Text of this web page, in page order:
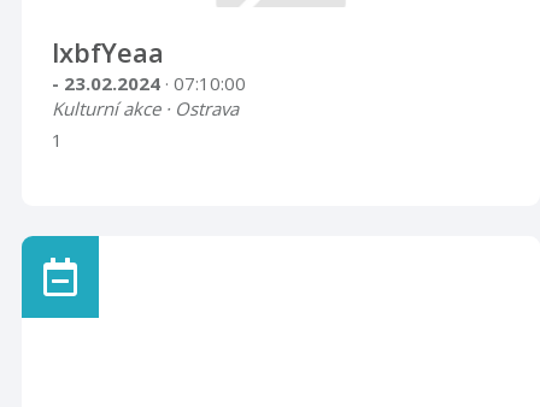
lxbfYeaa
- 23.02.2024 · 07:10:00
Kulturní akce · Ostrava
1